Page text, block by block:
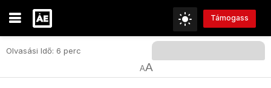
Támogass
Olvasási Idő: 6 perc
AA